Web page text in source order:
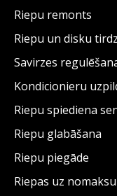
Riepu remonts
Riepu un disku
Savirzes
Kondicionieru
Riepu spiediena
Riepu glabāšana
Riepu piegāde
Riepas uz nomaksu